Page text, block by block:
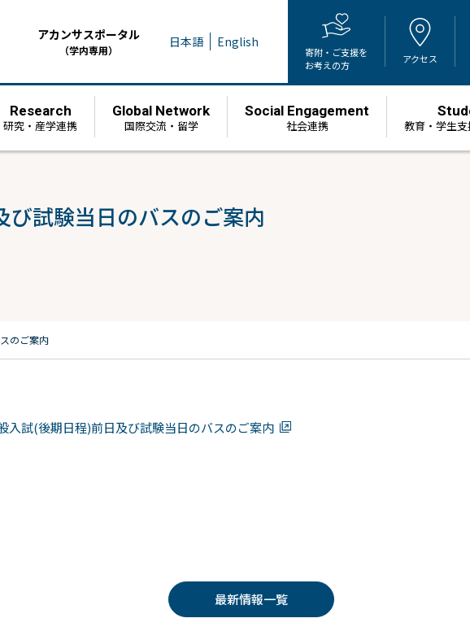
アカンサスポータル
（学内専用） 日本語 English
寄附・ご支援を
お考えの方
アクセス
Research
研究・産学連携
Global Network
国際交流・留学
Social Engagement
社会連携 教育・学生
試験当日のバスのご案内
のご案内
入試(後期日程)前日及び試験当日のバスのご案内
最新情報一覧